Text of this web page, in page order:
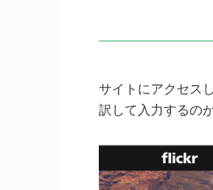
サイトにアクセス
訳して入力するの